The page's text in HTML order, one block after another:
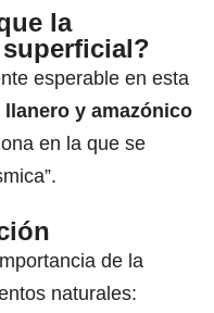
la
esperable en esta
y amazónico
en la que se
de la
naturales: